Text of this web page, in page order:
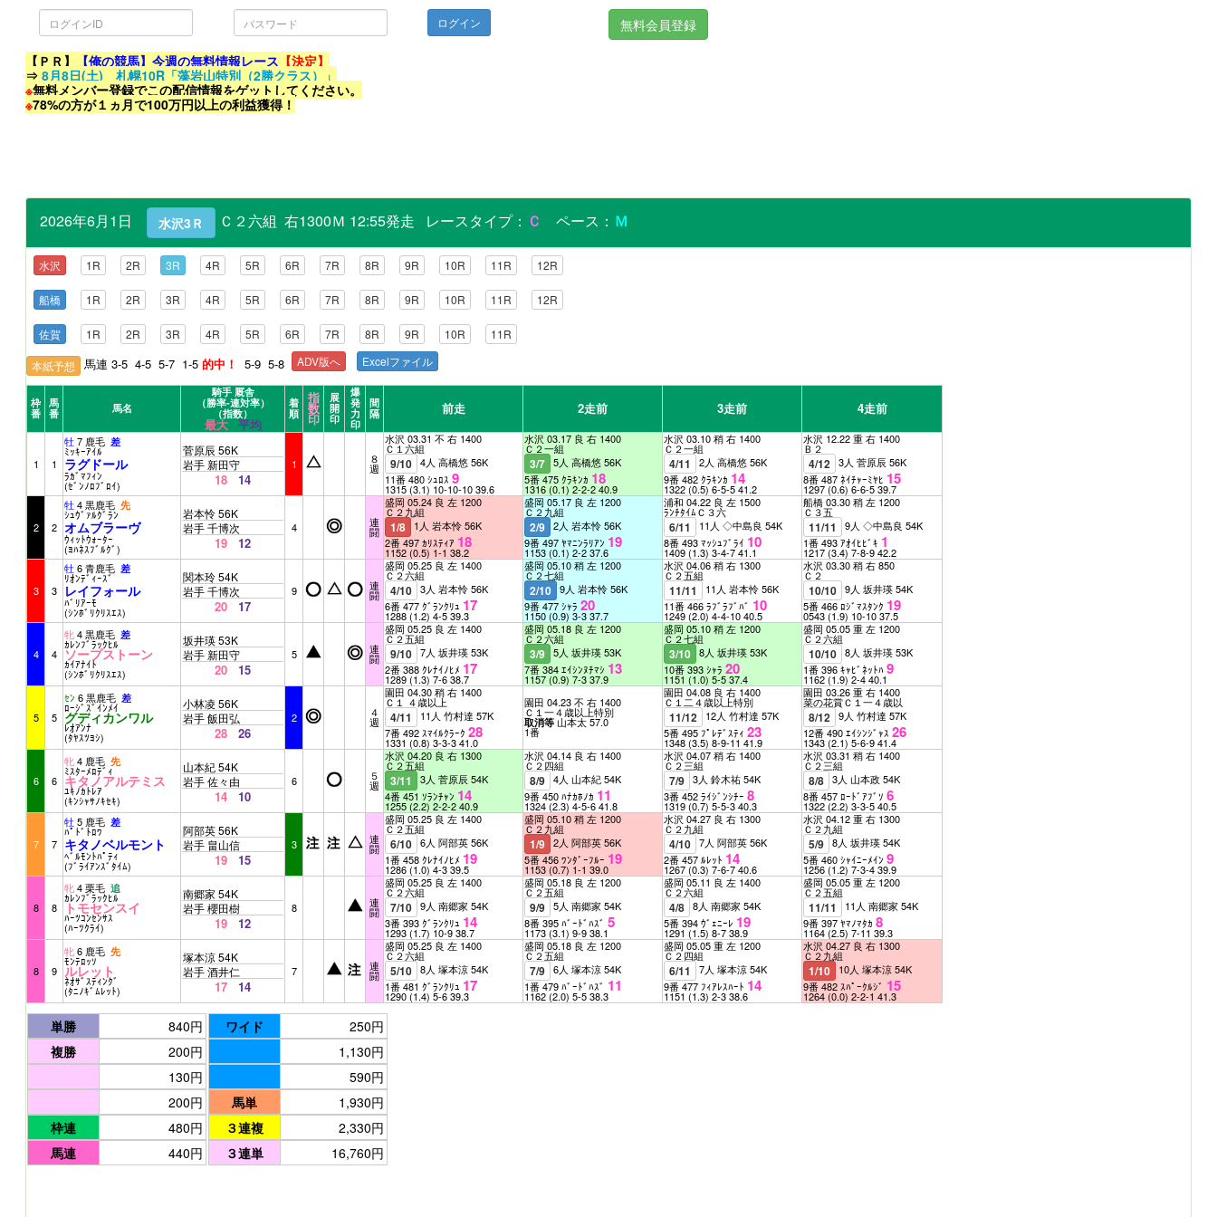
ロ
グ
イ
ID
パ
ス
ワ
ド
無料会員登録
【ＰＲ】
【俺の競馬】今週の無料情報レース 【決定】
⇒8月8日(土) 札幌10R「藻岩山特別（2勝クラス）」
※無料メンバー登録でこの配信情報をゲットしてください。
※78%の方が１ヵ月で100万円以上の利益獲得！
2026年6月1日 水沢3Ｒ Ｃ２六組 右1300Ｍ 12:55発走 レースタイプ： Ｃ ペース： Ｍ
水沢 1R 2R 3R 4R 5R 6R 7R 8R 9R 10R 11R 12R
船橋 1R 2R 3R 4R 5R 6R 7R 8R 9R 10R 11R 12R
佐賀 1R 2R 3R 4R 5R 6R 7R 8R 9R 10R 11R
本紙予想 馬連 3-5 4-5 5-7 1-5 的中！ 5-9 5-8 ADV版へ Excelファイル
枠
番
馬
番
馬名
騎手 厩舎
（勝率-連対率）
（指数）
最大 平均
着
順
指
数
印
展
開
印
爆
発
力
印
間
隔
前走 2走前 3走前 4走前
1 1
牡7 鹿毛差
ﾐｯｷｰｱｲﾙ
ラグドール
ﾗｶﾞﾏﾌｨﾝ
(ｾﾞﾝﾉﾛﾌﾞﾛｲ)
菅原辰 56K
岩手 新田守
18 14
1 ８
週
水沢 03.31 不 右 1400
Ｃ１六組
9/10 4人 高橋悠 56K
11番 480 ｼｭﾛｽ9
1315(3.1) 10-10-1039.6
水沢 03.17 良 右 1400
Ｃ２一組
3/7 5人 高橋悠 56K
5番 475 ｸﾗｷﾝｶ 18
1316(0.1)2-2-240.9
水沢 03.10 稍 右 1400
Ｃ２一組
4/11
2人 高橋悠 56K
9番 482 ｸﾗｷﾝｶ 14
1322(0.5)6-5-541.2
水沢 12.22 重 右 1400
Ｂ２
4/12 3人 菅原辰 56K
8番 487 ﾈｲﾁｬｰﾐﾔﾋ 15
1297(0.6) 6-6-539.7
2 2
牡4 黒鹿毛先
ｼｭｳﾞｧﾙｸﾞﾗﾝ
オムブラーヴ
ｳｨｯﾄｳｫｰﾀｰ
(ﾖﾊﾈｽﾌﾞﾙｸﾞ)
岩本怜 56K
岩手 千博次
19 12
4 連
闘
盛岡 05.24 良 左 1200
Ｃ２九組
1/8
1人 岩本怜 56K
2番 497 ｶﾘｽﾃｨｱ 18
1152(0.5) 1-1 38.2
盛岡 05.17 良 左 1200
Ｃ２九組
2/9 2人 岩本怜 56K
9番 497 ﾔﾏﾆﾝﾗﾘｱﾝ 19
1153(0.1) 2-237.6
浦和 04.22 良 左 1500
ﾗﾝﾁﾀｲﾑＣ３六
6/11
11人 ◇中島良 54K
8番 493 ﾏｯｼｭﾌﾞﾗｲ 10
1409(1.3) 3-4-741.1
船橋 03.30 稍 左 1200
Ｃ３五
11/11
9人 ◇中島良 54K
1番 493 ｱｵｲﾋﾋﾞｷ 1
1217(3.4)7-8-942.2
3 3
牡6 青鹿毛差
ﾘｵﾝﾃﾞｨｰｽﾞ
レイフォール
ﾊﾞﾘｱｰﾓ
(ｼﾝﾎﾞﾘｸﾘｽｴｽ)
関本玲 54K
岩手 千博次
20 17
9 連
闘
盛岡 05.25 良 左 1400
Ｃ２六組
4/10 3人 岩本怜 56K
6番 477 ｸﾞﾗﾝｸﾘｭ 17
1288(1.2) 4-539.3
盛岡 05.10 稍 左 1200
Ｃ２七組
2/10 9人 岩本怜 56K
9番 477 ｼｬﾗ20
1150(0.9)3-337.7
水沢 04.06 稍 右 1300
Ｃ２五組
11/11
11人 岩本怜 56K
11番 466 ﾗﾌﾞﾗﾌﾞﾊﾞ 10
1249(2.0)4-4-1040.5
水沢 03.30 稍 右 850
Ｃ２
10/10 9人 坂井瑛 54K
5番 466 ﾛｼﾞﾏｽﾀﾝｸ 19
0543(1.9) 10-1037.5
4 4
牝4 黒鹿毛差
ｶﾚﾝﾌﾞﾗｯｸﾋﾙ
ソープストーン
ｶｲｱﾅｲﾄ
(ｼﾝﾎﾞﾘｸﾘｽｴｽ)
坂井瑛 53K
岩手 新田守
20 15
5 連
闘
盛岡 05.25 良 左 1400
Ｃ２五組
9/10 7人 坂井瑛 53K
2番 388 ｸﾚﾅｲﾉﾋﾒ 17
1289(1.3) 7-638.7
盛岡 05.18 良 左 1200
Ｃ２六組
3/9 5人 坂井瑛 53K
7番 384 ｴｲｼﾝﾇﾁﾏｼ 13
1157(0.9) 7-337.9
盛岡 05.10 稍 左 1200
Ｃ２七組
3/10 8人 坂井瑛 53K
10番 393 ｼｬﾗ20
1151(1.0) 5-537.4
盛岡 05.05 重 左 1200
Ｃ２六組
10/10 8人 坂井瑛 53K
1番 396 ｷｬﾋﾞﾈｯﾄﾊ9
1162(1.9)2-440.1
5 5
ｾﾝ 6 黒鹿毛差
ﾛｰｼﾞｽﾞｲﾝﾒｲ
グディカンワル
ﾚｵｱﾝﾅ
(ﾀﾔｽﾂﾖｼ)
小林凌 56K
岩手 飯田弘
28 26
2 ４
週
園田 04.30 稍 右 1400
Ｃ１ ４歳以上
4/11
11人 竹村達 57K
7番 492 ｽﾏｲﾙｸﾗｰｸ28
1331(0.8) 3-3-341.0
園田 04.23 不 右 1400
Ｃ１一４歳以上特別
取消等 山本太 57.0
1番
園田 04.08 良 右 1400
Ｃ１二４歳以上特別
11/12
12人 竹村達 57K
5番 495 ﾌﾟﾚﾃﾞｽﾃｨ23
1348(3.5) 8-9-11 41.9
園田 03.26 重 右 1400
菜の花賞Ｃ１一４歳以
8/12 9人 竹村達 57K
12番 490 ｴｲｼﾝｼﾞｬｽ26
1343(2.1) 5-6-941.4
6 6
牝4 鹿毛先
ﾐｽﾀｰﾒﾛﾃﾞｨ
キタノアルテミス
ﾕｷﾉｶﾄﾚｱ
(ｷﾝｼｬｻﾉｷｾｷ)
山本紀 54K
岩手 佐々由
14 10
6 ５
週
水沢 04.20 良 右 1300
Ｃ２五組
3/11
3人 菅原辰 54K
4番 451 ｿﾗﾝﾁｬﾝ 14
1255(2.2)2-2-240.9
水沢 04.14 良 右 1400
Ｃ２四組
8/9 4人 山本紀 54K
9番 450 ﾊﾅｶﾎﾉｶ 11
1324(2.3) 4-5-641.8
水沢 04.07 稍 右 1400
Ｃ２三組
7/9 3人 鈴木祐 54K
3番 452 ﾗｲｼﾞﾝｼﾁｰ8
1319(0.7) 5-5-340.3
水沢 03.31 稍 右 1400
Ｃ２三組
8/8 3人 山本政 54K
8番 457 ﾛｰﾄﾞｱﾌﾞｿ6
1322(2.2) 3-3-540.5
7 7
牡5 鹿毛差
ﾊﾟﾄﾞﾄﾛﾜ
キタノベルモント
ﾍﾞﾙﾓﾝﾄﾊﾟﾃｨ
(ﾌﾞﾗｲｱﾝｽﾞﾀｲﾑ)
阿部英 56K
岩手 畠山信
19 15
3 連
闘
盛岡 05.25 良 左 1400
Ｃ２五組
6/10 6人 阿部英 56K
1番 458 ｸﾚﾅｲﾉﾋﾒ 19
1286(1.0) 4-339.5
盛岡 05.10 稍 左 1200
Ｃ２九組
1/9 2人 阿部英 56K
5番 456 ﾜﾝﾀﾞｰﾌﾙｰ 19
1153(0.7) 1-1 39.0
水沢 04.27 良 右 1300
Ｃ２九組
4/10 7人 阿部英 56K
2番 457 ﾙﾚｯﾄ 14
1267(0.3) 7-6-740.6
水沢 04.12 重 右 1300
Ｃ２九組
5/9 8人 坂井瑛 54K
5番 460 ｼｬｲﾆｰﾒｲﾝ9
1256(1.2)7-3-439.9
8 8
牝4 栗毛追
ｶﾚﾝﾌﾞﾗｯｸﾋﾙ
トモセンスイ
ﾊｰﾂｺﾝｾﾝｻｽ
(ﾊｰﾂｸﾗｲ)
南郷家 54K
岩手 櫻田樹
19 12
8 連
闘
盛岡 05.25 良 左 1400
Ｃ２六組
7/10 9人 南郷家 54K
3番 393 ｸﾞﾗﾝｸﾘｭ 14
1293(1.7) 10-938.7
盛岡 05.18 良 左 1200
Ｃ２五組
9/9 5人 南郷家 54K
8番 395 ﾊﾞｰﾄﾞﾊｽﾞ5
1173(3.1) 9-938.1
盛岡 05.11 良 左 1400
Ｃ２六組
4/8 8人 南郷家 54K
5番 394 ｳﾞｪﾆｰﾚ 19
1291(1.5) 8-738.9
盛岡 05.05 重 左 1200
Ｃ２五組
11/11
11人 南郷家 54K
9番 397 ﾔﾏﾉﾏﾀｶ8
1164(2.5) 7-11 39.3
8 9
牝6 鹿毛先
ﾓﾝﾃﾛｯｿ
ルレット
ﾈｵｻﾞｽﾃｨﾝｸﾞ
(ﾀﾆﾉｷﾞﾑﾚｯﾄ)
塚本涼 54K
岩手 酒井仁
17 14
7 連
闘
盛岡 05.25 良 左 1400
Ｃ２六組
5/10 8人 塚本涼 54K
1番 481 ｸﾞﾗﾝｸﾘｭ 17
1290(1.4) 5-639.3
盛岡 05.18 良 左 1200
Ｃ２五組
7/9 6人 塚本涼 54K
1番 479 ﾊﾞｰﾄﾞﾊｽﾞ 11
1162(2.0) 5-538.3
盛岡 05.05 重 左 1200
Ｃ２四組
6/11
7人 塚本涼 54K
9番 477 ﾌｨｱﾚｽﾊｰﾄ 14
1151(1.3) 2-338.6
水沢 04.27 良 右 1300
Ｃ２九組
1/10
10人 塚本涼 54K
9番 482 ｽﾊﾟｰｸﾙｼﾞ 15
1264(0.0) 2-2-1 41.3
単勝
840円
複勝
200円
130円
200円
枠連
480円
馬連
440円
ワイド
250円
1,130円
590円
馬単
1,930円
３連複
2,330円
３連単
16,760円